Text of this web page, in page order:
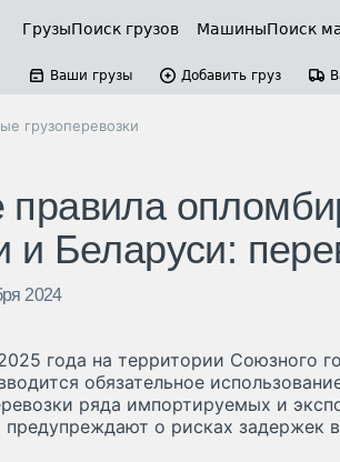
ГрузыПоиск грузов МашиныПоиск
Ваши грузы Добавить груз
грузоперевозки
и Беларуси:
2024
года на территории Союзного
обязательное
ряда импортируемых и
предупреждают о рисках задержек